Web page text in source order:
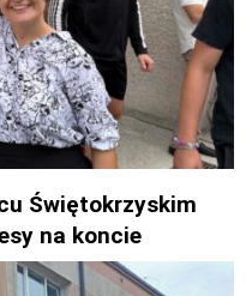
Świętokrzyskim
na koncie